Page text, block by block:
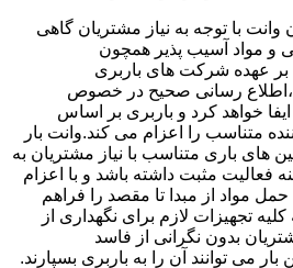
وانت با توجه به نیاز مشتریان گاهی
و مواد آسیب پذیر همچون
بر عهده شرکت های باربری
رسانی صحیح در خصوص
خواهد کرد و باربری بر اساس
متناسب را اعزام می کند.وانت بار
های باری متناسب با نیاز مشتریان به
فعالیت مثبت داشته باشد و با اعزام
حمل مواد از مبدا تا مقصد را فراهم
تجهیزات لازم برای نگهداری از
بدون نگرانی از فاسد
می توانند آن را به باربری بسپارند.